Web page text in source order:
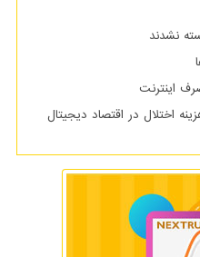
نشدند
اینترنت
اختلال در اقتصاد دیجیتال